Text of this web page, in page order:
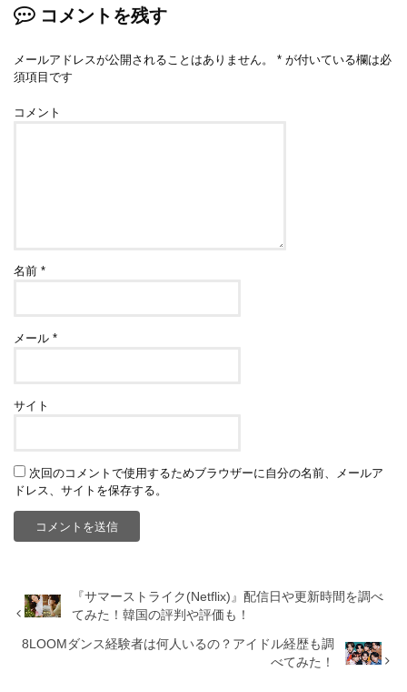
コメントを残す
メールアドレスが公開されることはありません。 * が付いている欄は必
須項目です
コメント
名前*
メール*
サイト
次回のコメントで使用するためブラウザーに自分の名前、メールア
ドレス、サイトを保存する。
『サマーストライク(Netflix)』配信日や更新時間を調べ
てみた！韓国の評判や評価も！
8LOOMダンス経験者は何人いるの？アイドル経歴も調
べてみた！